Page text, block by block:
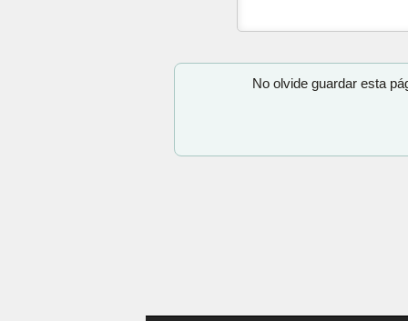
No olvide guardar esta